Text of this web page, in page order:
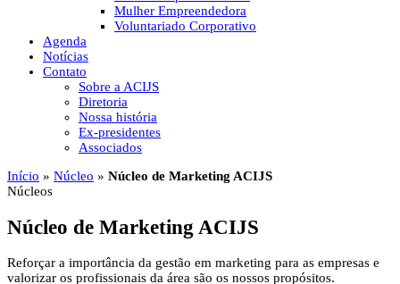
Mulher Empreendedora
Voluntariado Corporativo
Agenda
Notícias
Contato
Sobre a ACIJS
Diretoria
Nossa história
Ex-presidentes
Associados
Início » Núcleo » Núcleo de Marketing ACIJS
Núcleos
Núcleo de Marketing ACIJS
Reforçar a importância da gestão em marketing para as empresas e
valorizar os profissionais da área são os nossos propósitos.